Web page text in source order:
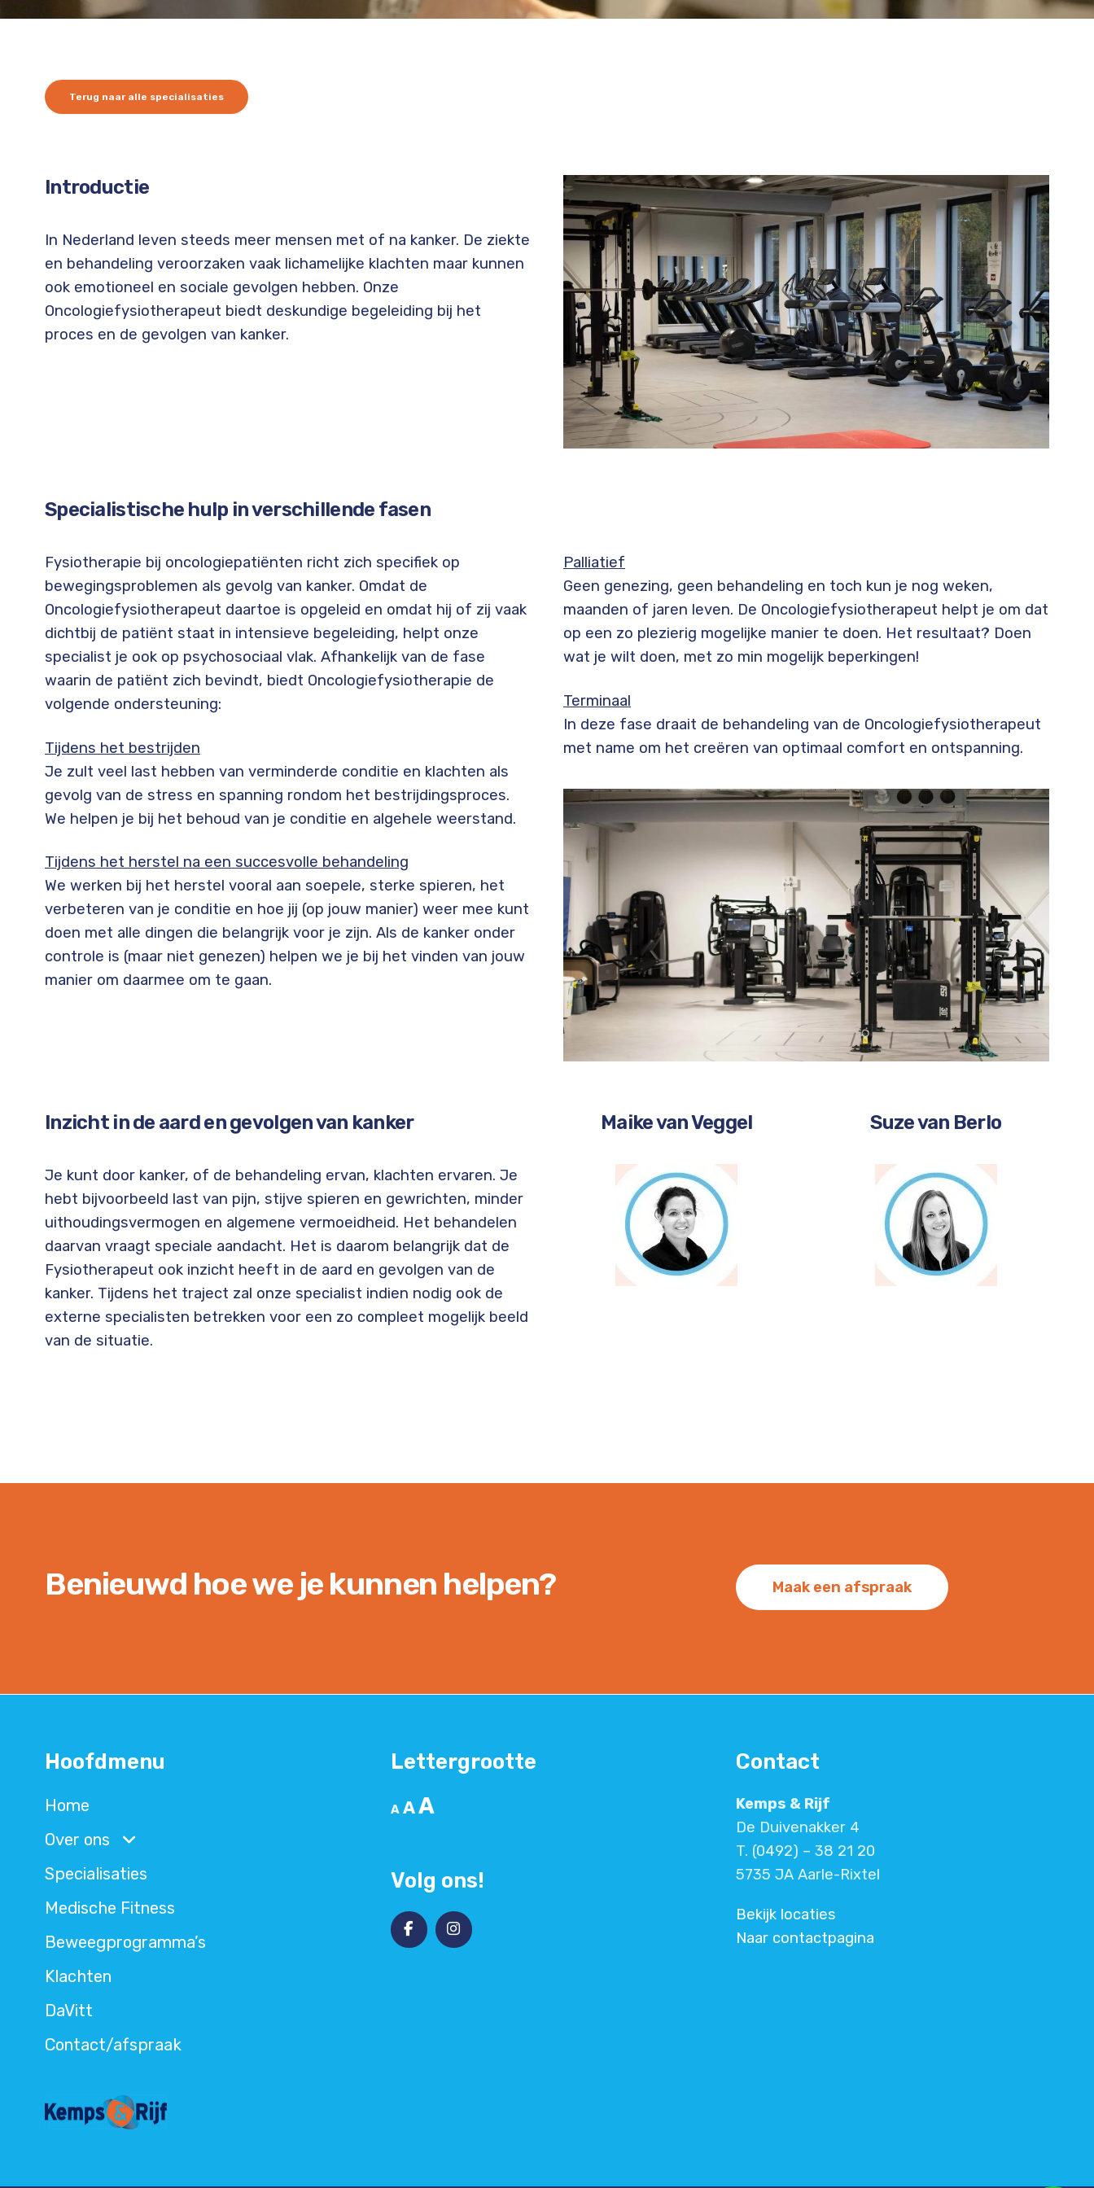
Terug naar alle specialisaties
Introductie
In Nederland leven steeds meer mensen met of na kanker. De ziekte
en behandeling veroorzaken vaak lichamelijke klachten maar kunnen
ook emotioneel en sociale gevolgen hebben. Onze
Oncologiefysiotherapeut biedt deskundige begeleiding bij het
proces en de gevolgen van kanker.
Specialistische hulp in verschillende fasen
Fysiotherapie bij oncologiepatiënten richt zich specifiek op
bewegingsproblemen als gevolg van kanker. Omdat de
Oncologiefysiotherapeut daartoe is opgeleid en omdat hij of zij vaak
dichtbij de patiënt staat in intensieve begeleiding, helpt onze
specialist je ook op psychosociaal vlak. Afhankelijk van de fase
waarin de patiënt zich bevindt, biedt Oncologiefysiotherapie de
volgende ondersteuning:
Tijdens het bestrijden
Je zult veel last hebben van verminderde conditie en klachten als
gevolg van de stress en spanning rondom het bestrijdingsproces.
We helpen je bij het behoud van je conditie en algehele weerstand.
Tijdens het herstel na een succesvolle behandeling
We werken bij het herstel vooral aan soepele, sterke spieren, het
verbeteren van je conditie en hoe jij (op jouw manier) weer mee kunt
doen met alle dingen die belangrijk voor je zijn. Als de kanker onder
controle is (maar niet genezen) helpen we je bij het vinden van jouw
manier om daarmee om te gaan.
Palliatief
Geen genezing, geen behandeling en toch kun je nog weken,
maanden of jaren leven. De Oncologiefysiotherapeut helpt je om dat
op een zo plezierig mogelijke manier te doen. Het resultaat? Doen
wat je wilt doen, met zo min mogelijk beperkingen!
Terminaal
In deze fase draait de behandeling van de Oncologiefysiotherapeut
met name om het creëren van optimaal comfort en ontspanning.
Inzicht in de aard en gevolgen van kanker
Je kunt door kanker, of de behandeling ervan, klachten ervaren. Je
hebt bijvoorbeeld last van pijn, stijve spieren en gewrichten, minder
uithoudingsvermogen en algemene vermoeidheid. Het behandelen
daarvan vraagt speciale aandacht. Het is daarom belangrijk dat de
Fysiotherapeut ook inzicht heeft in de aard en gevolgen van de
kanker. Tijdens het traject zal onze specialist indien nodig ook de
externe specialisten betrekken voor een zo compleet mogelijk beeld
van de situatie.
Maike van Veggel Suze van Berlo
Benieuwd hoe we je kunnen helpen? Maak een afspraak
Hoofdmenu
Home
Over ons
Specialisaties
Medische Fitness
Beweegprogramma’s
Klachten
DaVitt
Contact/afspraak
Lettergrootte
A A A
Volg ons!
Contact
Kemps & Rijf
De Duivenakker 4
T. (0492) – 38 21 20
5735 JA Aarle-Rixtel
Bekijk locaties
Naar contactpagina